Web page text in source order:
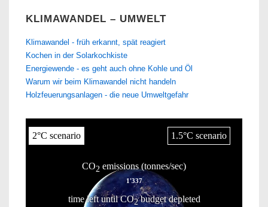
KLIMAWANDEL – UMWELT
Klimawandel - früh erkannt, spät reagiert
Kochen in der Solarkochkiste
Energiewende - es geht auch ohne Kohle und Öl
Warum wir beim Klimawandel nicht handeln
Holzfeuerungsanlagen - die neue Umweltgefahr